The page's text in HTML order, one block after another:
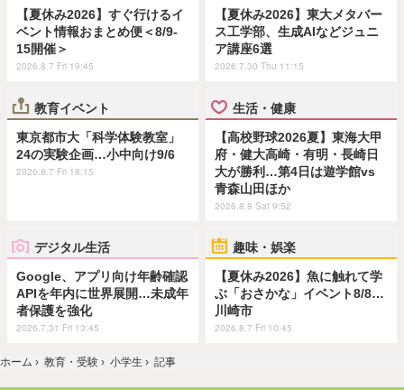
【夏休み2026】すぐ行けるイ
ベント情報おまとめ便＜8/9-
15開催＞
2026.8.7 Fri 19:45
【夏休み2026】東大メタバー
ス工学部、生成AIなどジュニ
ア講座6選
2026.7.30 Thu 11:15
教育イベント
東京都市大「科学体験教室」
24の実験企画…小中向け9/6
2026.8.7 Fri 18:15
生活・健康
【高校野球2026夏】東海大甲
府・健大高崎・有明・長崎日
大が勝利…第4日は遊学館vs
青森山田ほか
2026.8.8 Sat 9:52
デジタル生活
Google、アプリ向け年齢確認
APIを年内に世界展開…未成年
者保護を強化
2026.7.31 Fri 13:45
趣味・娯楽
【夏休み2026】魚に触れて学
ぶ「おさかな」イベント8/8…
川崎市
2026.8.7 Fri 10:45
ホーム › 教育・受験 › 小学生 › 記事